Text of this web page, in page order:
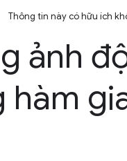
Thông tin này có hữu ích
ảnh
hàm